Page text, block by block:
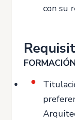
con su